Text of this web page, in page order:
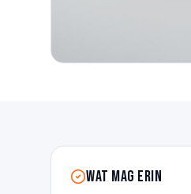
Wat mag erin